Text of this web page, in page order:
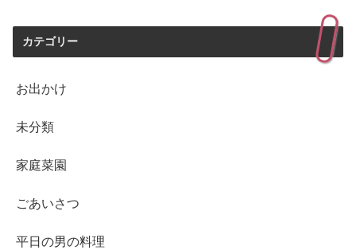
カテゴリー
お出かけ
未分類
家庭菜園
ごあいさつ
平日の男の料理